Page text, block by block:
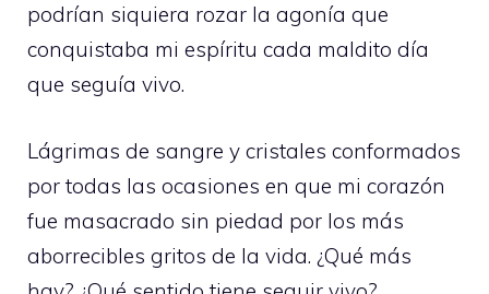
podrían siquiera rozar la agonía que
conquistaba mi espíritu cada maldito día
que seguía vivo.
Lágrimas de sangre y cristales conformados
por todas las ocasiones en que mi corazón
fue masacrado sin piedad por los más
aborrecibles gritos de la vida. ¿Qué más